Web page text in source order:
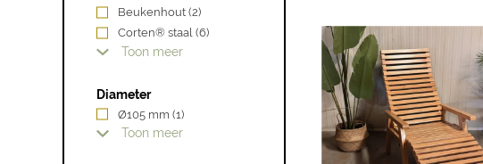
Beukenhout (2)
Corten® staal (6)
Toon meer
Diameter
Ø105 mm (1)
Toon meer